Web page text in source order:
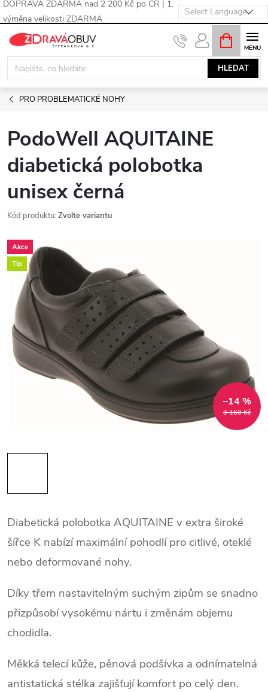
DOPRAVA ZDARMA nad 2 200 Kč po ČR | 1.
výměna velikosti ZDARMA
Přejít
obsah
HLEDAT
NÁKUPNÍ
KOŠÍK
PRO PROBLEMATICKÉ NOHY
PodoWell AQUITAINE
diabetická polobotka
unisex černá
Kód produktu: Zvolte variantu
Akce
Tip
3 160 Kč
–14 %
Diabetická polobotka AQUITAINE v extra široké
šířce K nabízí maximální pohodlí pro citlivé, oteklé
nebo deformované nohy.
Díky třem nastavitelným suchým zipům se snadno
přizpůsobí vysokému nártu i změnám objemu
chodidla.
Měkká telecí kůže, pěnová podšívka a odnímatelná
antistatická stélka zajišťují komfort po celý den.